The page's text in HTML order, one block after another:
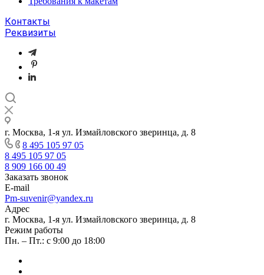
Контакты
Реквизиты
г. Москва, 1-я ул. Измайловского зверинца, д. 8
8 495 105 97 05
8 495 105 97 05
8 909 166 00 49
Заказать звонок
E-mail
Pm-suvenir@yandex.ru
Адрес
г. Москва, 1-я ул. Измайловского зверинца, д. 8
Режим работы
Пн. – Пт.: с 9:00 до 18:00